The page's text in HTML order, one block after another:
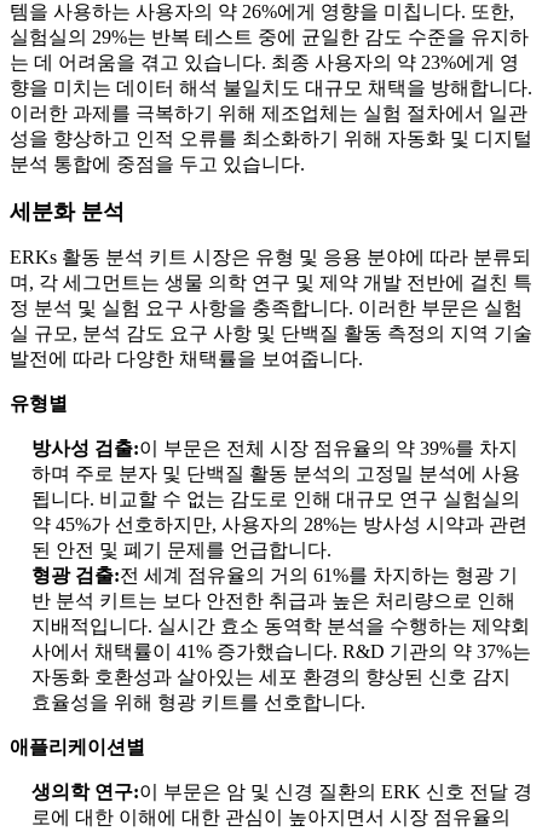
템을 사용하는 사용자의 약 26%에게 영향을 미칩니다. 또한,
실험실의 29%는 반복 테스트 중에 균일한 감도 수준을 유지하
는 데 어려움을 겪고 있습니다. 최종 사용자의 약 23%에게 영
향을 미치는 데이터 해석 불일치도 대규모 채택을 방해합니다.
이러한 과제를 극복하기 위해 제조업체는 실험 절차에서 일관
성을 향상하고 인적 오류를 최소화하기 위해 자동화 및 디지털
분석 통합에 중점을 두고 있습니다.
세분화 분석
ERKs 활동 분석 키트 시장은 유형 및 응용 분야에 따라 분류되
며, 각 세그먼트는 생물 의학 연구 및 제약 개발 전반에 걸친 특
정 분석 및 실험 요구 사항을 충족합니다. 이러한 부문은 실험
실 규모, 분석 감도 요구 사항 및 단백질 활동 측정의 지역 기술
발전에 따라 다양한 채택률을 보여줍니다.
유형별
방사성 검출:이 부문은 전체 시장 점유율의 약 39%를 차지
하며 주로 분자 및 단백질 활동 분석의 고정밀 분석에 사용
됩니다. 비교할 수 없는 감도로 인해 대규모 연구 실험실의
약 45%가 선호하지만, 사용자의 28%는 방사성 시약과 관련
된 안전 및 폐기 문제를 언급합니다.
형광 검출:전 세계 점유율의 거의 61%를 차지하는 형광 기
반 분석 키트는 보다 안전한 취급과 높은 처리량으로 인해
지배적입니다. 실시간 효소 동역학 분석을 수행하는 제약회
사에서 채택률이 41% 증가했습니다. R&D 기관의 약 37%는
자동화 호환성과 살아있는 세포 환경의 향상된 신호 감지
효율성을 위해 형광 키트를 선호합니다.
애플리케이션별
생의학 연구:이 부문은 암 및 신경 질환의 ERK 신호 전달 경
로에 대한 이해에 대한 관심이 높아지면서 시장 점유율의